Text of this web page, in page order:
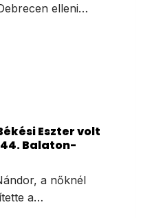
elleni…
Eszter volt
Balaton-
a nőknél
a…